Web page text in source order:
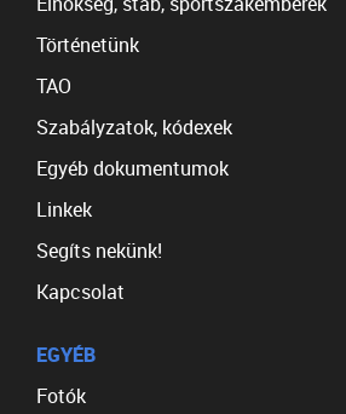
Történetünk
TAO
Szabályzatok, kódexek
Egyéb dokumentumok
Linkek
Segíts nekünk!
Kapcsolat
EGYÉB
Fotók